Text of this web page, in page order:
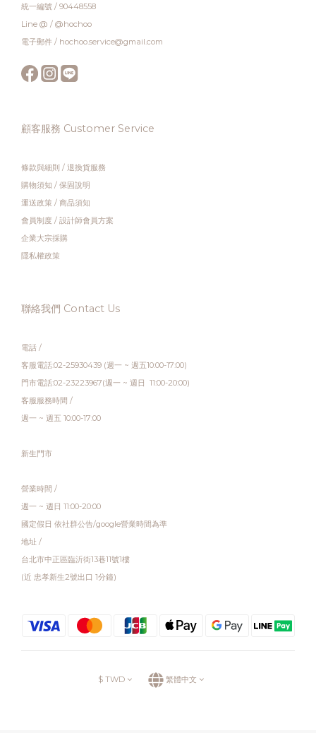
統一編號 / 90448558
Line @ / @hochoo
電子郵件 / hochoo.service@gmail.com
顧客服務 Customer Service
條款與細則 / 退換貨服務
購物須知 / 保固說明
運送政策 / 商品須知
會員制度 / 設計師會員方案
企業大宗採購
隱私權政策
聯絡我們 Contact Us
電話 /
客服電話:02-25930439 (週一 ~ 週五10:00-17:00)
門市電話:02-23223967(週一 ~ 週日 11:00-20:00)
客服服務時間 /
週一 ~ 週五 10:00-17:00
新生門市
營業時間 /
週一 ~ 週日 11:00-20:00
國定假日 依社群公告/google營業時間為準
地址 /
台北市中正區臨沂街13巷11號1樓
(近 忠孝新生2號出口 1分鐘)
$ TWD 繁體中文